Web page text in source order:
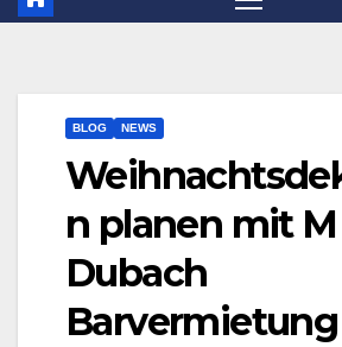
BLOG NEWS
n planen mit M
Dubach
Barvermietung